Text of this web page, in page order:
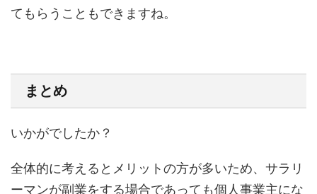
てもらうこともできますね。
まとめ
いかがでしたか？
全体的に考えるとメリットの方が多いため、サラリ
ーマンが副業をする場合であっても個人事業主にな